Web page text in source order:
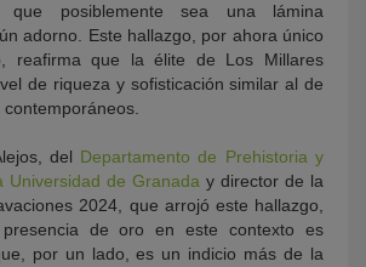
que posiblemente sea una lámina
adorno. Este hallazgo, por ahora único
reafirma que la élite de Los Millares
de riqueza y sofisticación similar al de
del Departamento de Prehistoria y
Universidad de Granada y director de la
2024, que arrojó este hallazgo,
de oro en este contexto es
por un lado, es un indicio más de la